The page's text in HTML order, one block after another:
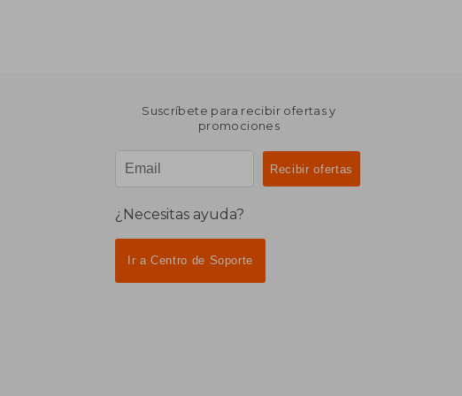
Suscríbete para recibir ofertas y
promociones
¿Necesitas ayuda?
Ir a Centro de Soporte